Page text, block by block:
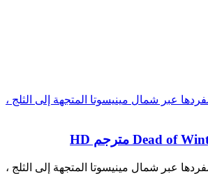
عبر شمال مينيسوتا المتجهة إلى الثلج ،
عبر شمال مينيسوتا المتجهة إلى الثلج ،